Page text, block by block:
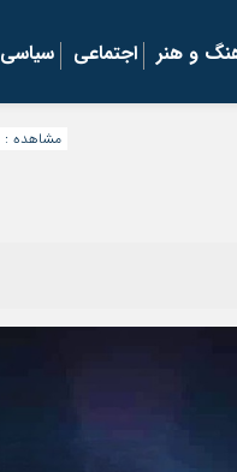
و هنر اجتماعی سیاسی
مشاهده :